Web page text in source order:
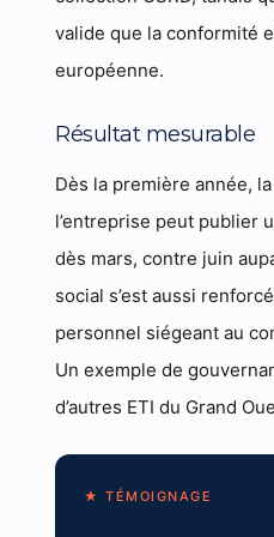
valide que la conformité
européenne.
Résultat mesurable
Dès la première année,
l’entreprise peut publier
dès mars, contre juin
social s’est aussi
personnel siégeant au
Un exemple de
d’autres ETI du Grand
★ TÉMOIGNAGE